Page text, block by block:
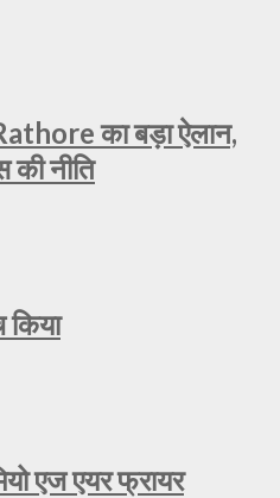
का बड़ा ऐलान,
की नीति
एज एयर फ्रायर